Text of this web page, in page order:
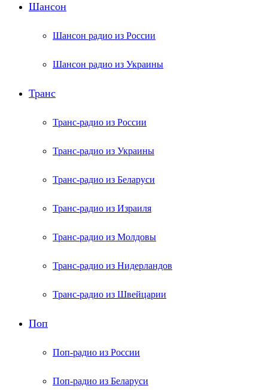
Шансон
Шансон радио из России
Шансон радио из Украины
Транс
Транс-радио из России
Транс-радио из Украины
Транс-радио из Беларуси
Транс-радио из Израиля
Транс-радио из Молдовы
Транс-радио из Нидерландов
Транс-радио из Швейцарии
Поп
Поп-радио из России
Поп-радио из Беларуси